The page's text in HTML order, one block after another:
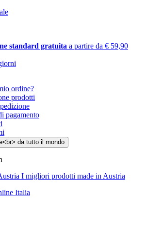
standard gratuita a partire da € 59,90
ordine?
prodotti
pagamento
I migliori prodotti made in Austria